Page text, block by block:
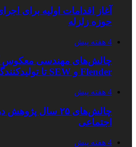
آغاز اقدامات اولیه برای
حوزه زلزله
4 هفته پیش
چالش‌های مهندسی معکوس
Flender و SEW تا تولیدکنندگان تخصصی ایرانی
4 هفته پیش
چالش‌های ۲۵ سال
اجتماعی
4 هفته پیش